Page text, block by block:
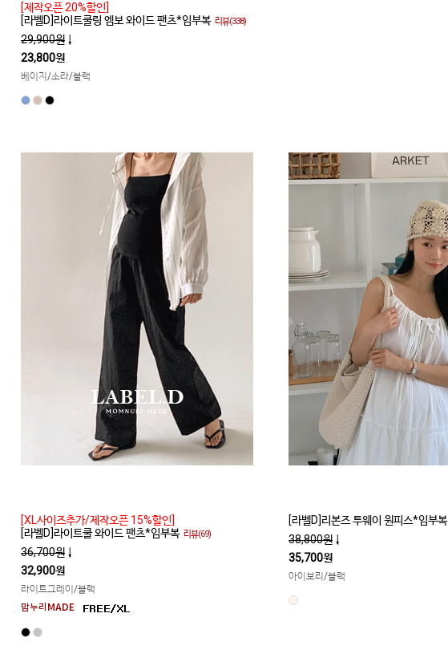
[제작오픈 20%할인]
[라벨D]라이트쿨링 엠보 와이드 팬츠*임부복 리뷰(338)
29,900원 ↓
23,800원
베이지/소라/블랙
[XL사이즈추가/제작오픈 15%할인]
[라벨D]라이트쿨 와이드 팬츠*임부복 리뷰(69)
36,700원 ↓
32,900원
라이트그레이/블랙
[라벨D]리본즈 투웨이 원피스*임부복
38,800원 ↓
35,700원
아이보리/블랙